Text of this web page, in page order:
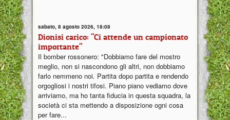
sabato, 8 agosto 2026, 18:08
Dionisi carico: "Ci attende un campionato
importante"
Il bomber rossonero: "Dobbiamo fare del mostro
meglio, non si nascondono gli altri, non dobbiamo
farlo nemmeno noi. Partita dopo partita e rendendo
orgogliosi i nostri tifosi. Piano piano vediamo dove
arriviamo, ma ho tanta fiducia in questa squadra, la
società ci sta mettendo a disposizione ogni cosa
per fare...